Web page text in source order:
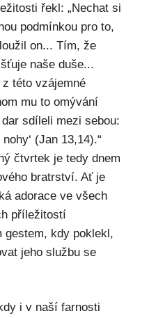
řekl: „Nechat si
podmínkou pro to,
on... Tím, že
naše duše...
této vzájemné
mu to omývání
sdíleli mezi sebou:
(Jan 13,14).“
čtvrtek je tedy dnem
bratrství. Ať je
adorace ve všech
příležitostí
kdy poklekl,
jeho službu se
i v naší farnosti